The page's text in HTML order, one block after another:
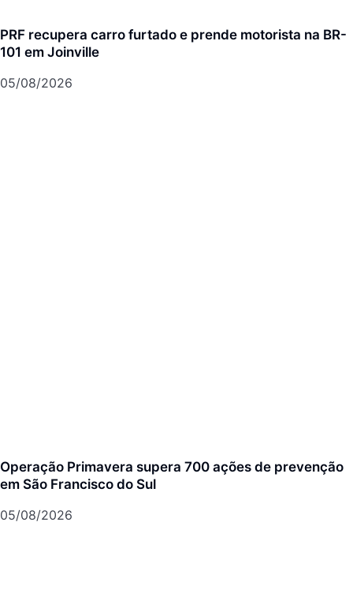
PRF recupera carro furtado e prende motorista na BR-
101 em Joinville
05/08/2026
Operação Primavera supera 700 ações de prevenção
em São Francisco do Sul
05/08/2026